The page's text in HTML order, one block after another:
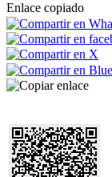
Enlace copiado